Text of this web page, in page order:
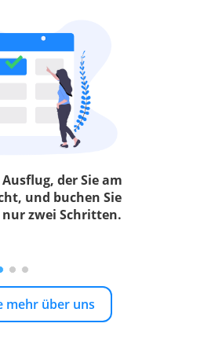
der Sie am
und buchen Sie
zwei Schritten.
mehr über uns